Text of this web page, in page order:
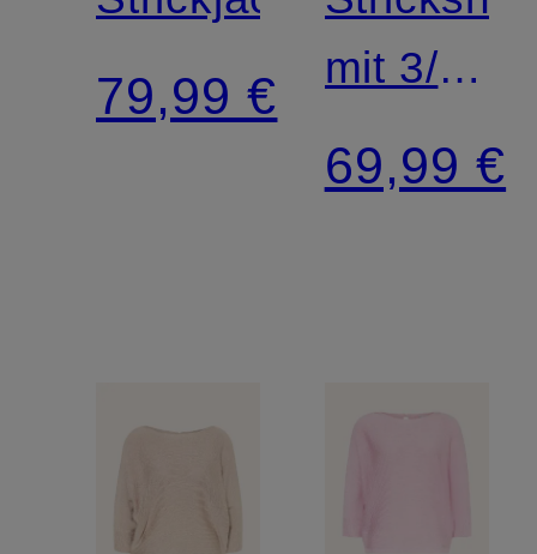
79,99 €
mit 3/4-
Arm
69,99 €